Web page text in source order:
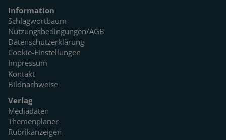
Information
Schlagwortbaum
Nutzungsbedingungen/AGB
Datenschutzerklärung
Cookie-Einstellungen
Impressum
Kontakt
Bildnachweise
Verlag
Mediadaten
Themenplaner
Rubrikanzeigen